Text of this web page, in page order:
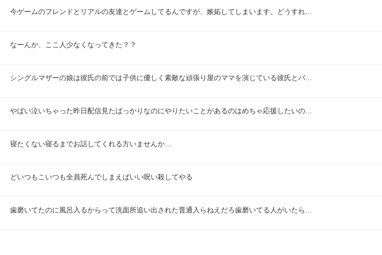
今ゲームのフレンドとリアルの友達とゲームしてるんですが、嫉妬してしまいます。どうすれ…
なーんか、ここ人少なくなってきた？？
シングルマザーの娘は彼氏の前では子供に優しく素敵な頑張り屋のママを演じている彼氏とバ…
やばい泣いちゃった昨日配信見たばっかりなのにやりたいことがあるのはめちゃ応援したいの…
寝たくない寝るまでお話してくれる方いませんか…
どいつもこいつも全員死んでしまえばいい呪い殺してやる
歯磨いてたのに風呂入るからって洗面所追い出された普通入らねえだろ歯磨いてる人がいたら…